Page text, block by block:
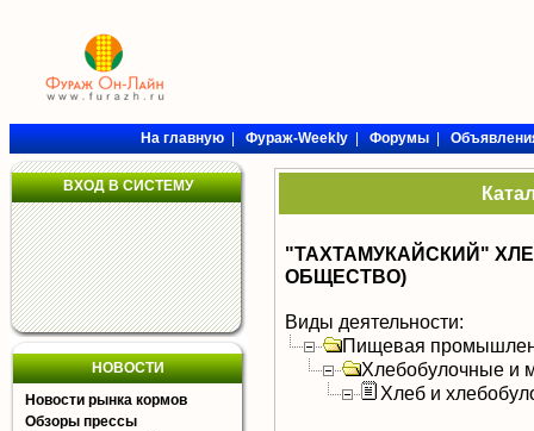
На главную|Фураж-Weekly|Форумы|
ВХОД В СИСТЕМУ
НОВОСТИ
Новости рынка кормов
Обзоры прессы
"ТАХТАМУКАЙСКИЙ"
ОБЩЕСТВО)
Виды деятельности:
Пищевая
Хлебобулочные и
Хлеб и